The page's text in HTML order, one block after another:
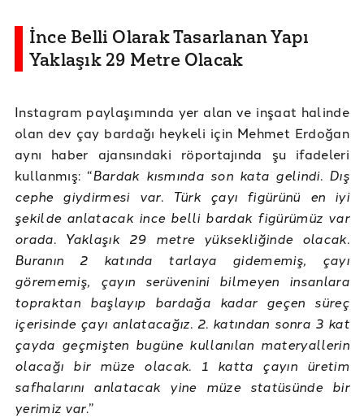
İnce Belli Olarak Tasarlanan Yapı
Yaklaşık 29 Metre Olacak
Instagram paylaşımında yer alan ve inşaat halinde
olan dev çay bardağı heykeli için Mehmet Erdoğan
aynı haber ajansındaki röportajında şu ifadeleri
kullanmış: “Bardak kısmında son kata gelindi. Dış
cephe giydirmesi var. Türk çayı figürünü en iyi
şekilde anlatacak ince belli bardak figürümüz var
orada. Yaklaşık 29 metre yüksekliğinde olacak.
Buranın 2 katında tarlaya gidememiş, çayı
görememiş, çayın serüvenini bilmeyen insanlara
topraktan başlayıp bardağa kadar geçen süreç
içerisinde çayı anlatacağız. 2. katından sonra 3 kat
çayda geçmişten bugüne kullanılan materyallerin
olacağı bir müze olacak. 1 katta çayın üretim
safhalarını anlatacak yine müze statüsünde bir
yerimiz var.”